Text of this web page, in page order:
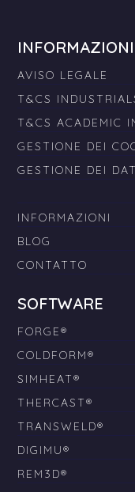
INFORMAZIONI
AVISO LEGALE
T&CS
T&CS ACADEMIC
GESTIONE DEI
GESTIONE DEI
INFORMAZIONI
BLOG
CONTATTO
SOFTWARE
FORGE®
COLDFORM®
SIMHEAT®
THERCAST®
TRANSWELD®
DIGIMU®
REM3D®